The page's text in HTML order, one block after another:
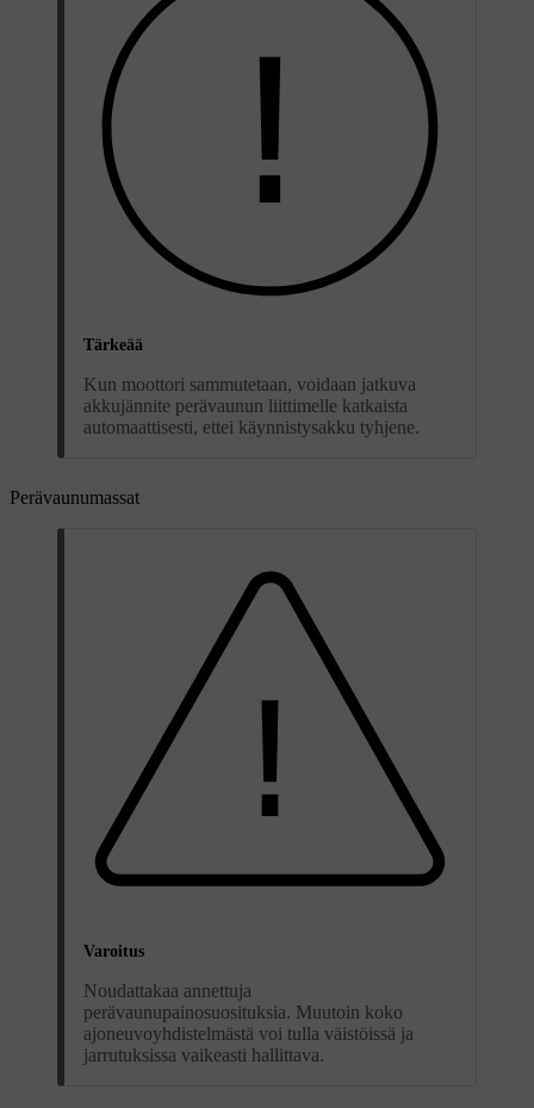
Tärkeää
Kun moottori sammutetaan, voidaan jatkuva
akkujännite perävaunun liittimelle katkaista
automaattisesti, ettei käynnistysakku tyhjene.
Perävaunumassat
Varoitus
Noudattakaa annettuja
perävaunupainosuosituksia. Muutoin koko
ajoneuvoyhdistelmästä voi tulla väistöissä ja
jarrutuksissa vaikeasti hallittava.